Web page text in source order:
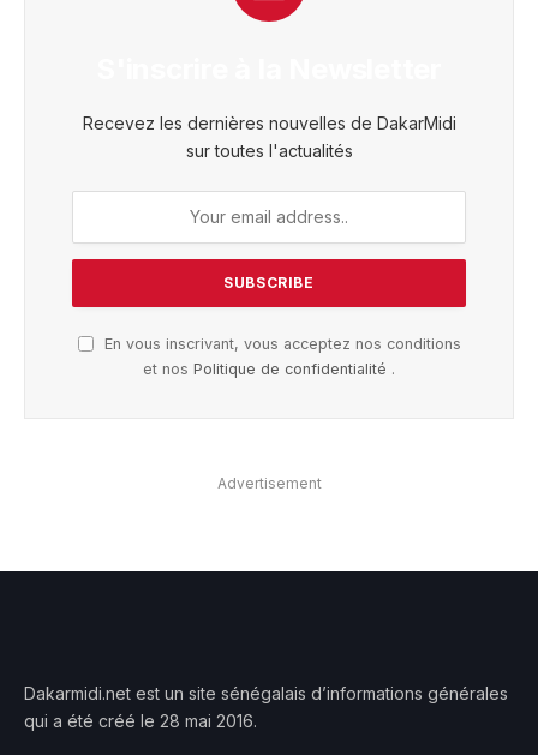
Recevez les dernières nouvelles de DakarMidi
sur toutes l'actualités
En vous inscrivant, vous acceptez nos conditions
et nos Politique de confidentialité .
Advertisement
Dakarmidi.net est un site sénégalais d’informations générales
qui a été créé le 28 mai 2016.